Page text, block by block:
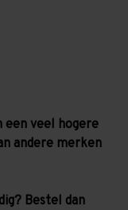
een veel hogere
andere merken
Bestel dan